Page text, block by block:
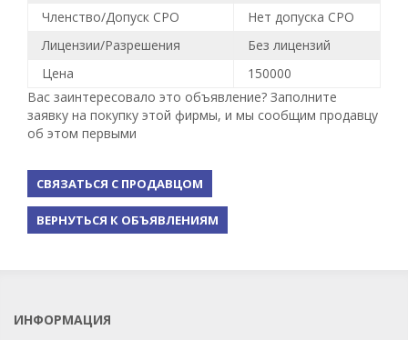
Членство/Допуск СРО
Нет допуска СРО
Лицензии/Разрешения
Без лицензий
Цена
150000
Вас заинтересовало это объявление? Заполните
заявку на покупку этой фирмы, и мы сообщим продавцу
об этом первыми
СВЯЗАТЬСЯ С ПРОДАВЦОМ
ВЕРНУТЬСЯ К ОБЪЯВЛЕНИЯМ
ИНФОРМАЦИЯ